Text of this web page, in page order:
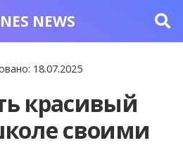
NEWS
18.07.2025
красивый
своими